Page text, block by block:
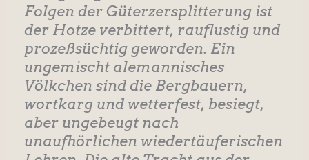
Folgen der Güterzersplitterung ist
der Hotze verbittert, rauflustig und
prozeßsüchtig geworden. Ein
ungemischt alemannisches
Völkchen sind die Bergbauern,
wortkarg und wetterfest, besiegt,
aber ungebeugt nach
unaufhörlichen wiedertäuferischen